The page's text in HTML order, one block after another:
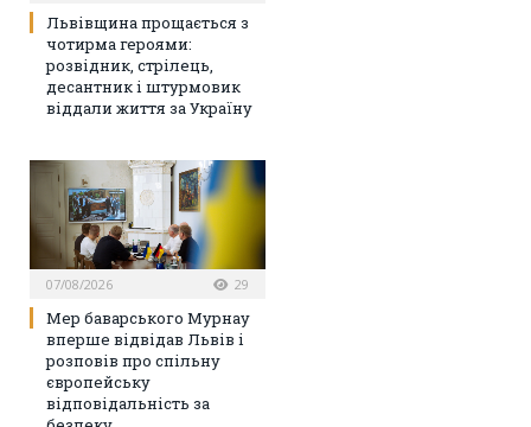
Львівщина прощається з
чотирма героями:
розвідник, стрілець,
десантник і штурмовик
віддали життя за Україну
07/08/2026 29
Мер баварського Мурнау
вперше відвідав Львів і
розповів про спільну
європейську
відповідальність за